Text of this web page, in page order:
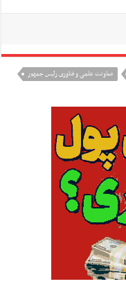
معاونت علمی و فناوری رئیس جمهور